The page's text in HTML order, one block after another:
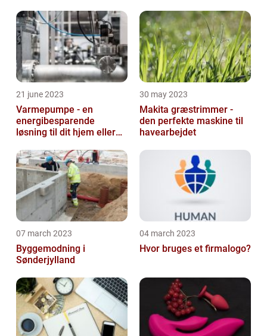
21 june 2023
Varmepumpe - en
energibesparende
løsning til dit hjem eller
30 may 2023
Makita græstrimmer -
den perfekte maskine til
havearbejdet
07 march 2023
Byggemodning i
Sønderjylland
04 march 2023
Hvor bruges et firmalogo?